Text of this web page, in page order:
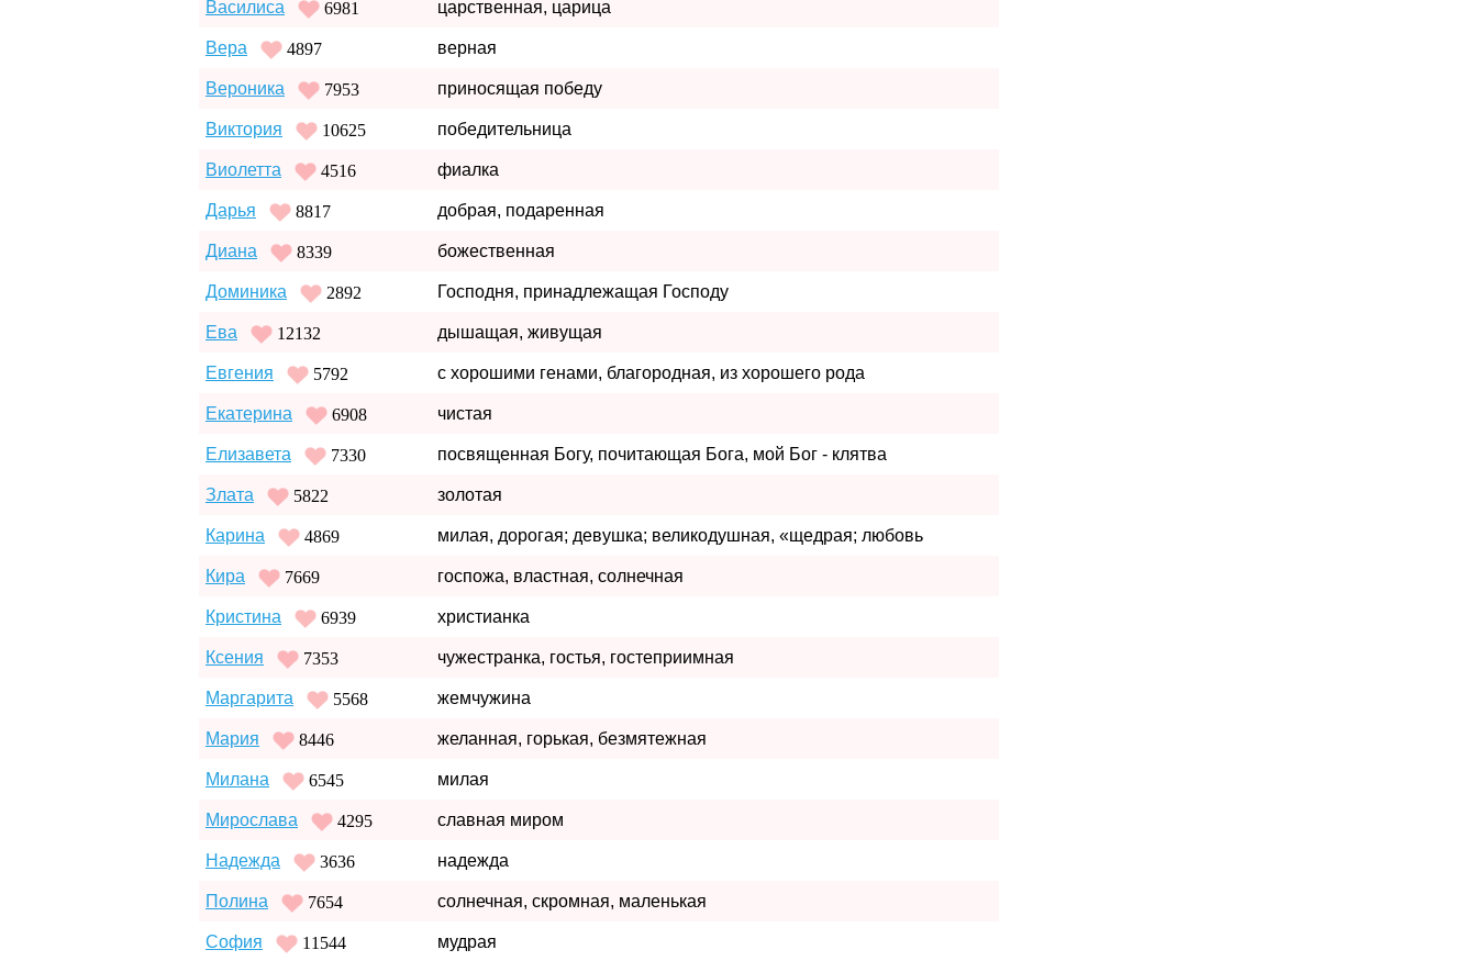
Василиса 6981 царственная, царица
Вера 4897 верная
Вероника 7953 приносящая победу
Виктория 10625 победительница
Виолетта 4516 фиалка
Дарья 8817 добрая, подаренная
Диана 8339 божественная
Доминика 2892 Господня, принадлежащая Господу
Ева 12132 дышащая, живущая
Евгения 5792 с хорошими генами, благородная, из хорошего рода
Екатерина 6908 чистая
Елизавета 7330 посвященная Богу, почитающая Бога, мой Бог - клятва
Злата 5822 золотая
Карина 4869 милая, дорогая; девушка; великодушная, «щедрая; любовь
Кира 7669 госпожа, властная, солнечная
Кристина 6939 христианка
Ксения 7353 чужестранка, гостья, гостеприимная
Маргарита 5568 жемчужина
Мария 8446 желанная, горькая, безмятежная
Милана 6545 милая
Мирослава 4295 славная миром
Надежда 3636 надежда
Полина 7654 солнечная, скромная, маленькая
София 11544 мудрая